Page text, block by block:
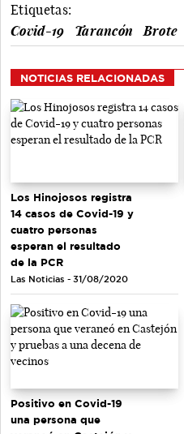
Etiquetas:
Covid-19
Tarancón Brote
NOTICIAS RELACIONADAS
Los Hinojosos registra
14 casos de Covid-19 y
cuatro personas
esperan el resultado
de la PCR
Las Noticias - 31/08/2020
Positivo en Covid-19
una persona que